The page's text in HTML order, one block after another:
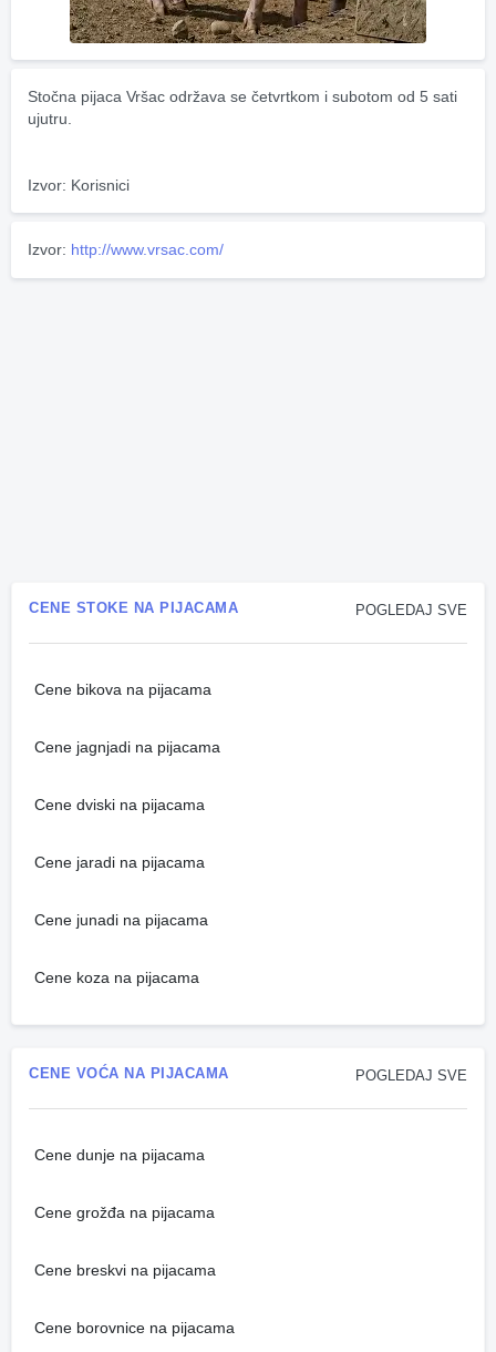
Stočna pijaca Vršac održava se četvrtkom i subotom od 5 sati
ujutru.
Izvor: Korisnici
Izvor: http://www.vrsac.com/
POGLEDAJ SVE
CENE STOKE NA PIJACAMA
Cene bikova na pijacama
Cene jagnjadi na pijacama
Cene dviski na pijacama
Cene jaradi na pijacama
Cene junadi na pijacama
Cene koza na pijacama
POGLEDAJ SVE
CENE VOĆA NA PIJACAMA
Cene dunje na pijacama
Cene grožđa na pijacama
Cene breskvi na pijacama
Cene borovnice na pijacama